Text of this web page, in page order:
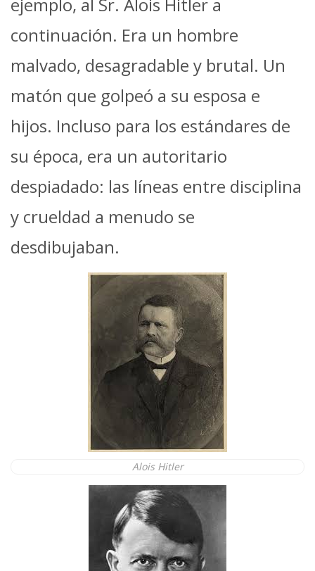
continuación. Era un hombre
malvado, desagradable y brutal. Un
matón que golpeó a su esposa e
hijos. Incluso para los estándares de
su época, era un autoritario
despiadado: las líneas entre disciplina
y crueldad a menudo se
desdibujaban.
Alois Hitler